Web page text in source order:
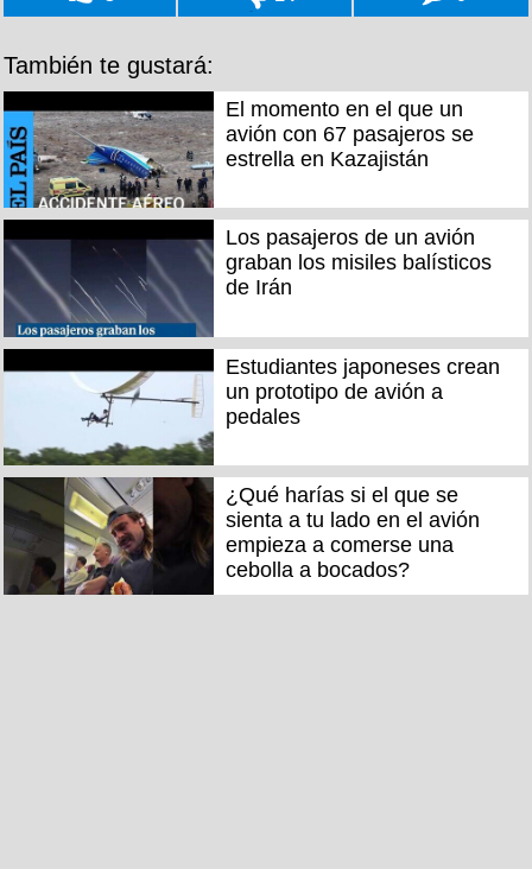
También te gustará:
El momento en el que un
avión con 67 pasajeros se
estrella en Kazajistán
Los pasajeros de un avión
graban los misiles balísticos
de Irán
Estudiantes japoneses crean
un prototipo de avión a
pedales
¿Qué harías si el que se
sienta a tu lado en el avión
empieza a comerse una
cebolla a bocados?